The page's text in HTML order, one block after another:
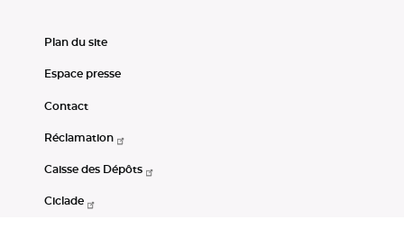
Plan du site
Espace presse
Contact
Réclamation
Caisse des Dépôts
Ciclade